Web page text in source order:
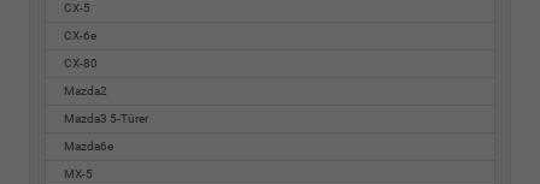
CX-5
CX-6e
CX-80
Mazda2
Mazda3 5-Türer
Mazda6e
MX-5